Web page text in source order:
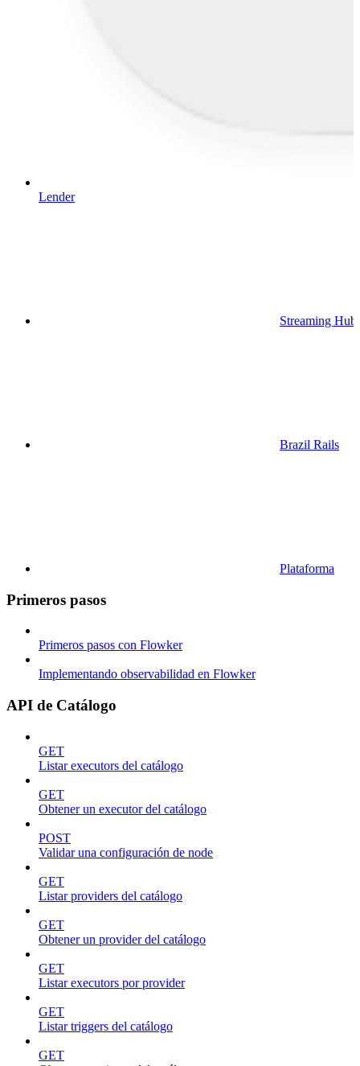
Lender
Streaming Hub
Brazil Rails
Plataforma
Primeros pasos
Primeros pasos con Flowker
Implementando observabilidad en Flowker
API de Catálogo
GET
Listar executors del catálogo
GET
Obtener un executor del catálogo
POST
Validar una configuración de node
GET
Listar providers del catálogo
GET
Obtener un provider del catálogo
GET
Listar executors por provider
GET
Listar triggers del catálogo
GET